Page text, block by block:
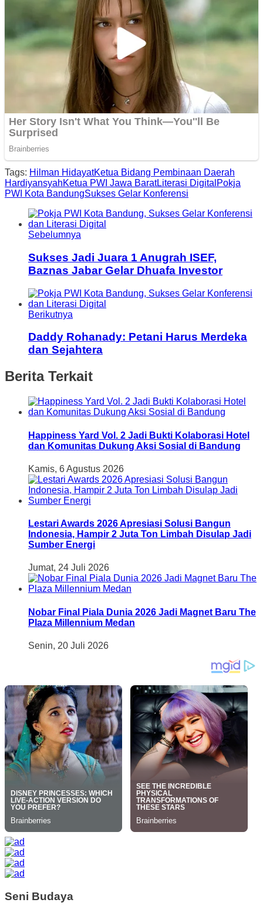
Tags: Hilman HidayatKetua Bidang Pembinaan Daerah
HardiyansyahKetua PWI Jawa BaratLiterasi Digital Pokja
PWI Kota BandungSukses Gelar Konferensi
Sebelumnya
Sukses Jadi Juara 1 Anugrah ISEF,
Baznas Jabar Gelar Dhuafa Investor
Berikutnya
Daddy Rohanady: Petani Harus Merdeka
dan Sejahtera
Berita Terkait
Happiness Yard Vol. 2 Jadi Bukti Kolaborasi Hotel
dan Komunitas Dukung Aksi Sosial di Bandung
Kamis, 6 Agustus 2026
Lestari Awards 2026 Apresiasi Solusi Bangun
Indonesia, Hampir 2 Juta Ton Limbah Disulap Jadi
Sumber Energi
Jumat, 24 Juli 2026
Nobar Final Piala Dunia 2026 Jadi Magnet Baru The
Plaza Millennium Medan
Senin, 20 Juli 2026
Seni Budaya